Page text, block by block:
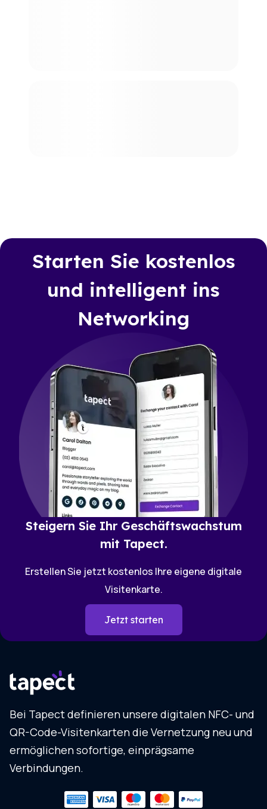
Starten Sie kostenlos
und intelligent ins
Networking
Steigern Sie Ihr Geschäftswachstum
mit Tapect.
Erstellen Sie jetzt kostenlos Ihre eigene digitale
Visitenkarte.
Jetzt starten
Bei Tapect definieren unsere digitalen NFC- und
QR-Code-Visitenkarten die Vernetzung neu und
ermöglichen sofortige, einprägsame
Verbindungen.